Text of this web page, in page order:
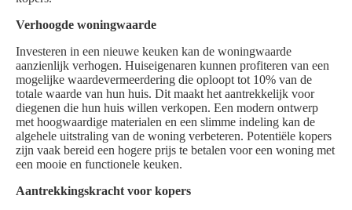
Verhoogde woningwaarde
Investeren in een nieuwe keuken kan de woningwaarde
aanzienlijk verhogen. Huiseigenaren kunnen profiteren van een
mogelijke waardevermeerdering die oploopt tot 10% van de
totale waarde van hun huis. Dit maakt het aantrekkelijk voor
diegenen die hun huis willen verkopen. Een modern ontwerp
met hoogwaardige materialen en een slimme indeling kan de
algehele uitstraling van de woning verbeteren. Potentiële kopers
zijn vaak bereid een hogere prijs te betalen voor een woning met
een mooie en functionele keuken.
Aantrekkingskracht voor kopers